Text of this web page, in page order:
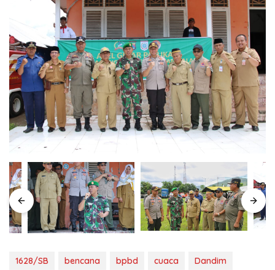
1628/SB bencana bpbd cuaca
Dandim